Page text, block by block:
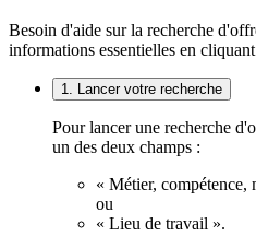
Besoin d'aide sur la recherche
informations essentielles en
1. Lancer votre recherche
Pour lancer une recherche
un des deux champs :
« Métier, compétence,
ou
« Lieu de travail ».